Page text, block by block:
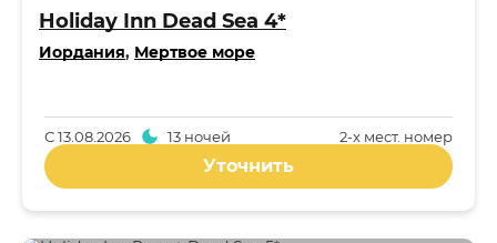
Holiday Inn Dead Sea 4*
Иордания, Мертвое море
2-x мест. номер
С13.08.2026 13 ночей
Уточнить